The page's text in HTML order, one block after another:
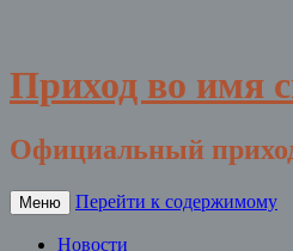
Приход во имя
Официальный
Меню Перейти к содержимому
Новости